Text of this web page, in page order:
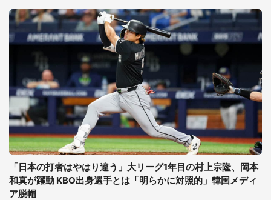
「日本の打者はやはり違う」大リーグ1年目の村上宗隆、岡本
和真が躍動 KBO出身選手とは「明らかに対照的」韓国メディ
ア脱帽